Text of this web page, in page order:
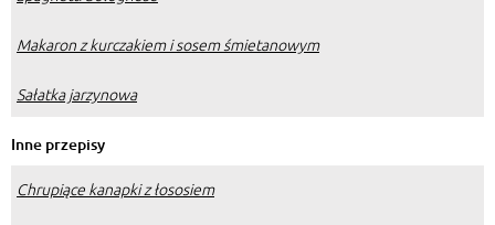
Makaron z kurczakiem i sosem śmietanowym
Sałatka jarzynowa
Inne przepisy
Chrupiące kanapki z łososiem